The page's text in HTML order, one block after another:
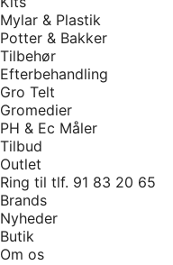
Mylar & Plastik
Potter & Bakker
Tilbehør
Efterbehandling
Gro Telt
Gromedier
PH & Ec Måler
Tilbud
Outlet
Ring til tlf. 91 83 20 65
Brands
Nyheder
Butik
Om os